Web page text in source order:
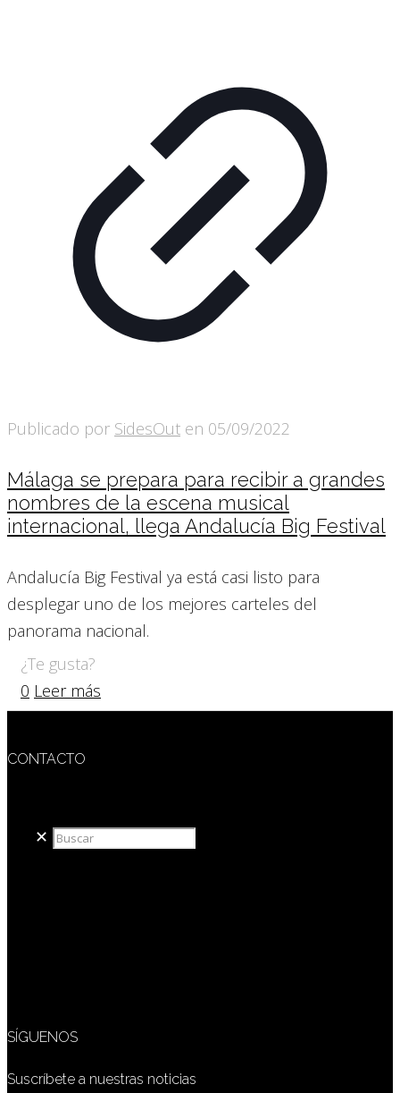
Publicado por SidesOut en 05/09/2022
Málaga se prepara para recibir a grandes
nombres de la escena musical
internacional, llega Andalucía Big Festival
Andalucía Big Festival ya está casi listo para
desplegar uno de los mejores carteles del
panorama nacional.
¿Te gusta?
0 Leer más
CONTACTO
✕
SÍGUENOS
Suscríbete a nuestras noticias